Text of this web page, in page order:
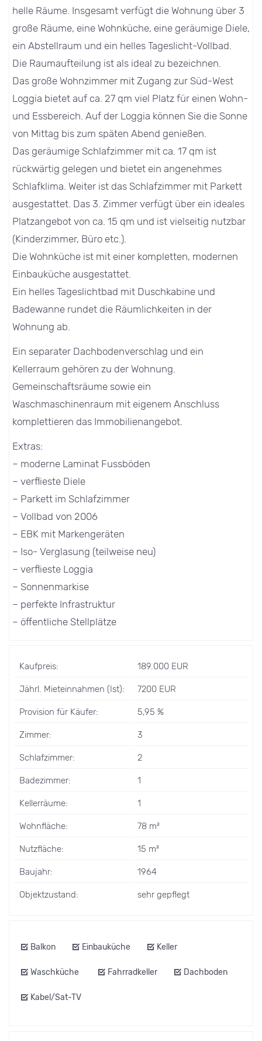
helle Räume. Insgesamt verfügt die Wohnung über 3
große Räume, eine Wohnküche, eine geräumige Diele,
ein Abstellraum und ein helles Tageslicht-Vollbad.
Die Raumaufteilung ist als ideal zu bezeichnen.
Das große Wohnzimmer mit Zugang zur Süd-West
Loggia bietet auf ca. 27 qm viel Platz für einen Wohn-
und Essbereich. Auf der Loggia können Sie die Sonne
von Mittag bis zum späten Abend genießen.
Das geräumige Schlafzimmer mit ca. 17 qm ist
rückwärtig gelegen und bietet ein angenehmes
Schlafklima. Weiter ist das Schlafzimmer mit Parkett
ausgestattet. Das 3. Zimmer verfügt über ein ideales
Platzangebot von ca. 15 qm und ist vielseitig nutzbar
(Kinderzimmer, Büro etc.).
Die Wohnküche ist mit einer kompletten, modernen
Einbauküche ausgestattet.
Ein helles Tageslichtbad mit Duschkabine und
Badewanne rundet die Räumlichkeiten in der
Wohnung ab.
Ein separater Dachbodenverschlag und ein
Kellerraum gehören zu der Wohnung.
Gemeinschaftsräume sowie ein
Waschmaschinenraum mit eigenem Anschluss
komplettieren das Immobilienangebot.
Extras:
– moderne Laminat Fussböden
– verflieste Diele
– Parkett im Schlafzimmer
– Vollbad von 2006
– EBK mit Markengeräten
– Iso- Verglasung (teilweise neu)
– verflieste Loggia
– Sonnenmarkise
– perfekte Infrastruktur
– öffentliche Stellplätze
Kaufpreis: 189.000 EUR
Jährl. Mieteinnahmen (Ist): 7200 EUR
Provision für Käufer: 5,95 %
Zimmer: 3
Schlafzimmer: 2
Badezimmer: 1
Kellerräume: 1
Wohnfläche: 78 m²
Nutzfläche: 15 m²
Baujahr: 1964
Objektzustand: sehr gepflegt
Balkon Einbauküche Keller
Waschküche Fahrradkeller Dachboden
Kabel/Sat-TV